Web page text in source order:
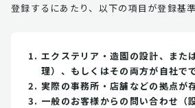
登録するにあたり、以下の項目が登録基準
エクステリア・造園の設計、また
理）、もしくはその両方が自社で
実際の事務所・店舗などの拠点が
一般のお客様からの問い合わせ（